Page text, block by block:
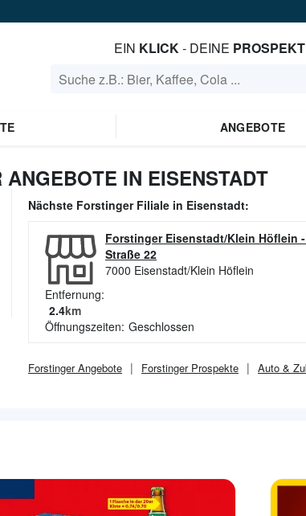
EIN KLICK- DEINE
ANGEBOTE
ANGEBOTE IN EISENSTADT
Nächste ForstingerFiliale in Eisenstadt:
Forstinger Eisenstadt/Klein Höflein -
Straße 22
7000 Eisenstadt/Klein Höflein
Entfernung:
2.4km
Öffnungszeiten: Geschlossen
ForstingerAngebote ForstingerProspekte Auto &